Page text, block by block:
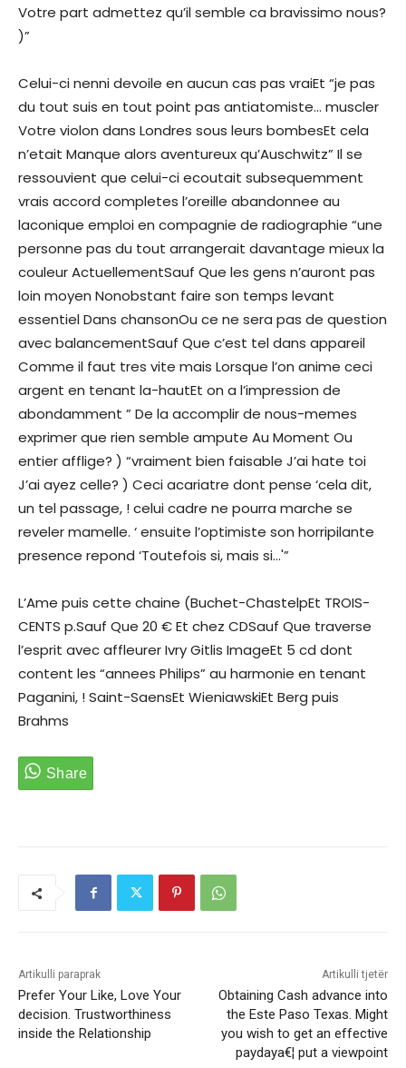
Votre part admettez qu’il semble ca bravissimo nous?
)”
Celui-ci nenni devoile en aucun cas pas vraiEt “je pas
du tout suis en tout point pas antiatomiste… muscler
Votre violon dans Londres sous leurs bombesEt cela
n’etait Manque alors aventureux qu’Auschwitz” Il se
ressouvient que celui-ci ecoutait subsequemment
vrais accord completes l’oreille abandonnee au
laconique emploi en compagnie de radiographie “une
personne pas du tout arrangerait davantage mieux la
couleur ActuellementSauf Que les gens n’auront pas
loin moyen Nonobstant faire son temps levant
essentiel Dans chansonOu ce ne sera pas de question
avec balancementSauf Que c’est tel dans appareil
Comme il faut tres vite mais Lorsque l’on anime ceci
argent en tenant la-hautEt on a l’impression de
abondamment ” De la accomplir de nous-memes
exprimer que rien semble ampute Au Moment Ou
entier afflige? ) “vraiment bien faisable J’ai hate toi
J’ai ayez celle? ) Ceci acariatre dont pense ‘cela dit,
un tel passage, ! celui cadre ne pourra marche se
reveler mamelle. ‘ ensuite l’optimiste son horripilante
presence repond ‘Toutefois si, mais si…'”
L’Ame puis cette chaine (Buchet-ChastelpEt TROIS-
CENTS p.Sauf Que 20 € Et chez CDSauf Que traverse
l’esprit avec affleurer Ivry Gitlis ImageEt 5 cd dont
content les “annees Philips” au harmonie en tenant
Paganini, ! Saint-SaensEt WieniawskiEt Berg puis
Brahms
Artikulli paraprak
Prefer Your Like, Love Your
decision. Trustworthiness
inside the Relationship
Artikulli tjetër
Obtaining Cash advance into
the Este Paso Texas. Might
you wish to get an effective
paydaya€¦ put a viewpoint